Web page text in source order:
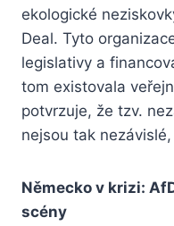
ekologické
Deal. Tyto
legislativy a
tom existovala
potvrzuje, že tzv.
nejsou tak
Německo v krizi:
scény